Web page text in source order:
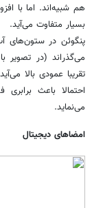
هم شبیه‌اند. اما با
بسیار متفاوت می‌آید.
پنگوئن در ستون‌های
می‌گذراند (در تصویر
تقریبا عمودی بالا
احتمالا باعث
می‌نماید.
امضاهای دیجیتال